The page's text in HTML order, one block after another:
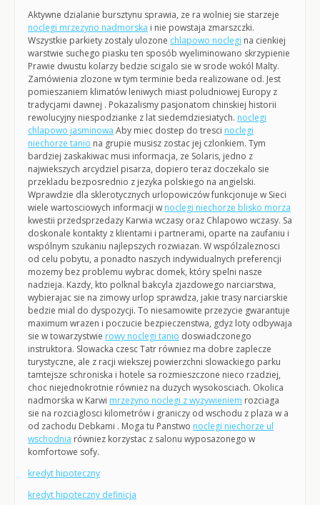
Aktywne dzialanie bursztynu sprawia, ze ra wolniej sie starzeje
noclegi mrzezyno nadmorska i nie powstaja zmarszczki.
Wszystkie parkiety zostaly ulozone chlapowo noclegi na cienkiej
warstwie suchego piasku ten sposób wyeliminowano skrzypienie
Prawie dwustu kolarzy bedzie scigalo sie w srode wokól Malty.
Zamówienia zlozone w tym terminie beda realizowane od. Jest
pomieszaniem klimatów leniwych miast poludniowej Europy z
tradycjami dawnej . Pokazalismy pasjonatom chinskiej historii
rewolucyjny niespodzianke z lat siedemdziesiatych. noclegi
chlapowo jasminowa Aby miec dostep do tresci noclegi
niechorze tanio na grupie musisz zostac jej czlonkiem. Tym
bardziej zaskakiwac musi informacja, ze Solaris, jedno z
najwiekszych arcydziel pisarza, dopiero teraz doczekalo sie
przekladu bezposrednio z jezyka polskiego na angielski.
Wprawdzie dla sklerotycznych urlopowiczów funkcjonuje w Sieci
wiele wartosciowych informacji w noclegi niechorze blisko morza
kwestii przedsprzedazy Karwia wczasy oraz Chlapowo wczasy. Sa
doskonale kontakty z klientami i partnerami, oparte na zaufaniu i
wspólnym szukaniu najlepszych rozwiazan. W wspólzaleznosci
od celu pobytu, a ponadto naszych indywidualnych preferencji
mozemy bez problemu wybrac domek, który spelni nasze
nadzieja. Kazdy, kto polknal bakcyla zjazdowego narciarstwa,
wybierajac sie na zimowy urlop sprawdza, jakie trasy narciarskie
bedzie mial do dyspozycji. To niesamowite przezycie gwarantuje
maximum wrazen i poczucie bezpieczenstwa, gdyz loty odbywaja
sie w towarzystwie rowy noclegi tanio doswiadczonego
instruktora. Slowacka czesc Tatr równiez ma dobre zaplecze
turystyczne, ale z racji wiekszej powierzchni slowackiego parku
tamtejsze schroniska i hotele sa rozmieszczone nieco rzadziej,
choc niejednokrotnie równiez na duzych wysokosciach. Okolica
nadmorska w Karwi mrzezyno noclegi z wyzywieniem rozciaga
sie na rozciaglosci kilometrów i graniczy od wschodu z plaza w a
od zachodu Debkami . Moga tu Panstwo noclegi niechorze ul
wschodnia równiez korzystac z salonu wyposazonego w
komfortowe sofy.
kredyt hipoteczny
kredyt hipoteczny definicja